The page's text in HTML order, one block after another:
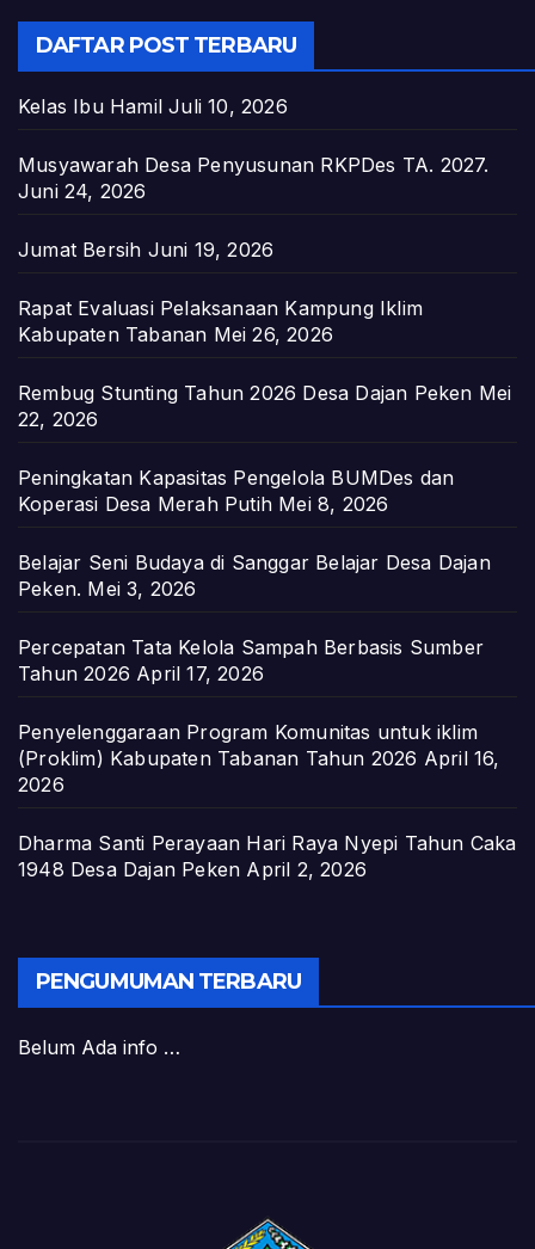
DAFTAR POST TERBARU
Kelas Ibu Hamil Juli 10, 2026
Musyawarah Desa Penyusunan RKPDes TA. 2027.
Juni 24, 2026
Jumat Bersih Juni 19, 2026
Rapat Evaluasi Pelaksanaan Kampung Iklim
Kabupaten Tabanan Mei 26, 2026
Rembug Stunting Tahun 2026 Desa Dajan Peken Mei
22, 2026
Peningkatan Kapasitas Pengelola BUMDes dan
Koperasi Desa Merah Putih Mei 8, 2026
Belajar Seni Budaya di Sanggar Belajar Desa Dajan
Peken. Mei 3, 2026
Percepatan Tata Kelola Sampah Berbasis Sumber
Tahun 2026 April 17, 2026
Penyelenggaraan Program Komunitas untuk iklim
(Proklim) Kabupaten Tabanan Tahun 2026 April 16,
2026
Dharma Santi Perayaan Hari Raya Nyepi Tahun Caka
1948 Desa Dajan Peken April 2, 2026
PENGUMUMAN TERBARU
Belum Ada info …